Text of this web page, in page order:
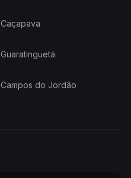
Caçapava
Guaratinguetá
Campos do Jordão